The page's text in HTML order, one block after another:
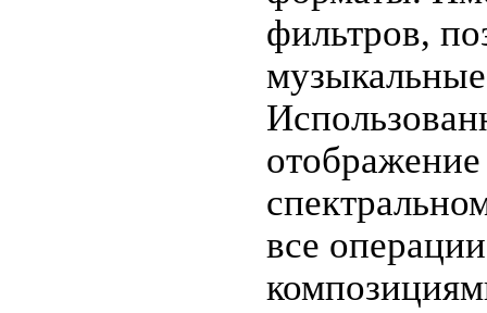
фильтров,
все